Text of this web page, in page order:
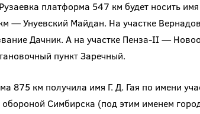
платформа 547 км будет носить
— Унуевский Майдан. На участке
Дачник. А на участке Пенза-II —
пункт Заречный.
875 км получила имя Г. Д. Гая по имени
Симбирска (под этим именем